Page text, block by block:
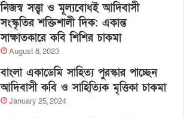
নিজস্ব সত্ত্বা ও মূল্যবোধই আদিবাসী
সংস্কৃতির শক্তিশালী দিক: একান্ত
সাক্ষাতকারে কবি শিশির চাকমা
August 8, 2023
বাংলা একাডেমি সাহিত্য পুরস্কার পাচ্ছেন
আদিবাসী কবি ও সাহিত্যিক মৃত্তিকা চাকমা
January 25, 2024